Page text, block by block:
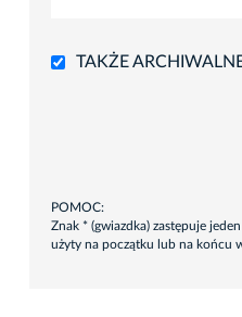
TAKŻE
POMOC:
Znak * (gwiazdka) zastępuje
użyty na początku lub na końcu